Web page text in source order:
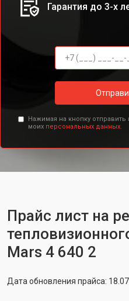
Гарантия до 3-х
Нажимая на кнопку
моих персональных данных.
Прайс лист на
Mars 4 640 2
Дата обновления прайса: